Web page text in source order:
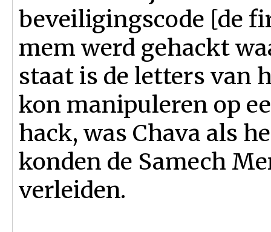
beveiligingscode [de
mem werd gehackt
staat is de letters van
kon manipuleren op
hack, was Chava als
konden de Samech
verleiden.